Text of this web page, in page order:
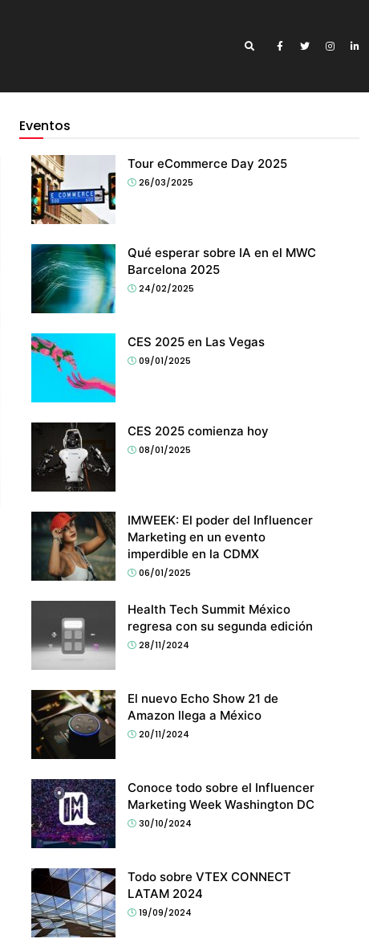
Eventos
Tour eCommerce Day 2025
26/03/2025
Qué esperar sobre IA en el MWC
Barcelona 2025
24/02/2025
CES 2025 en Las Vegas
09/01/2025
CES 2025 comienza hoy
08/01/2025
IMWEEK: El poder del Influencer
Marketing en un evento
imperdible en la CDMX
06/01/2025
Health Tech Summit México
regresa con su segunda edición
28/11/2024
El nuevo Echo Show 21 de
Amazon llega a México
20/11/2024
Conoce todo sobre el Influencer
Marketing Week Washington DC
30/10/2024
Todo sobre VTEX CONNECT
LATAM 2024
19/09/2024